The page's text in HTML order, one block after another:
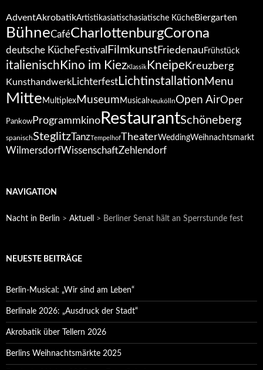
AdventAkrobatikArtistikasiatischasiatische Küche Biergarten
BühneCaféCharlottenburgCorona
deutsche KücheFestival FilmkunstFriedenau Frühstück
italienisch Kino im KiezKlassik KneipeKreuzberg
KunsthandwerkLichterfest Lichtinstallation Menu
Mitte Multiplex Museum Musical NeuköllnOpen AirOper
Pankow Programmkino RestaurantSchöneberg
spanischSteglitzTanzTempelhofTheaterWeddingWeihnachtsmarkt
WilmersdorfWissenschaftZehlendorf
NAVIGATION
Nacht in Berlin > Aktuell > Berliner Senat hält an Sperrstunde fest
NEUESTE BEITRÄGE
Berlin-Musical: „Wir sind am Leben“
Berlinale 2026: „Ausdruck der Stadt“
Akrobatik über Tellern 2026
Berlins Weihnachtsmärkte 2025